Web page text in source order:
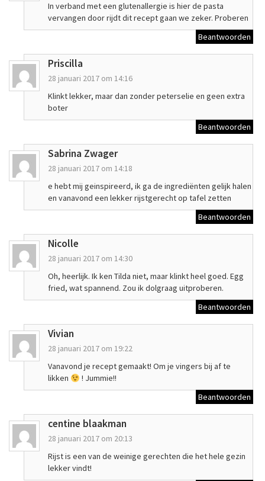
In verband met een glutenallergie is hier de pasta
vervangen door rijdt dit recept gaan we zeker. Proberen
Beantwoorden
Priscilla
28 januari 2017 om 14:16
Klinkt lekker, maar dan zonder peterselie en geen extra
boter
Beantwoorden
Sabrina Zwager
28 januari 2017 om 14:18
e hebt mij geinspireerd, ik ga de ingrediënten gelijk halen
en vanavond een lekker rijstgerecht op tafel zetten
Beantwoorden
Nicolle
28 januari 2017 om 14:30
Oh, heerlijk. Ik ken Tilda niet, maar klinkt heel goed. Egg
fried, wat spannend. Zou ik dolgraag uitproberen.
Beantwoorden
Vivian
28 januari 2017 om 19:22
Vanavond je recept gemaakt! Om je vingers bij af te
likken
! Jummie!!
Beantwoorden
centine blaakman
28 januari 2017 om 20:13
Rijst is een van de weinige gerechten die het hele gezin
lekker vindt!